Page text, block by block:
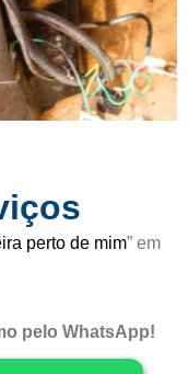
m
o
5
d
perto de mim” em
pelo WhatsApp!